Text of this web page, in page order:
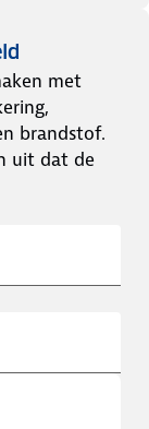
met
brandstof.
uit dat de